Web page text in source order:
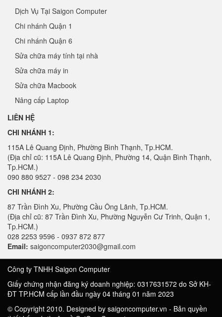
Dịch Vụ Tại Saigon Computer
Chi nhánh Quận 1
Chi nhánh Quận 6
Sửa chữa máy tính tại nhà
Sửa chữa máy in
Sửa chữa Macbook
Nâng cấp Laptop
LIÊN HỆ
CHI NHÁNH 1:
115A Lê Quang Định, Phường Bình Thạnh, Tp.HCM.
(Địa chỉ cũ: 115A Lê Quang Định, Phường 14, Quận Bình Thạnh,
Tp.HCM.)
090 880 9527 - 098 234 2030
CHI NHÁNH 2:
87 Trần Đình Xu, Phường Cầu Ông Lãnh, Tp.HCM.
(Địa chỉ cũ: 87 Trần Đình Xu, Phường Nguyễn Cư Trinh, Quận 1,
Tp.HCM.)
028 2253 9596 - 0937 872 877
Email: saigoncomputer2030@gmail.com
Công ty TNHH Saigon Computer
Giấy chứng nhận đăng ký doanh nghiệp: 0317631572 do Sở KH-
ĐT TP.HCM cấp lần đầu ngày 04 tháng 01 năm 2023
© Copyright 2010. Designed by saigoncomputer.vn - Bản quyền